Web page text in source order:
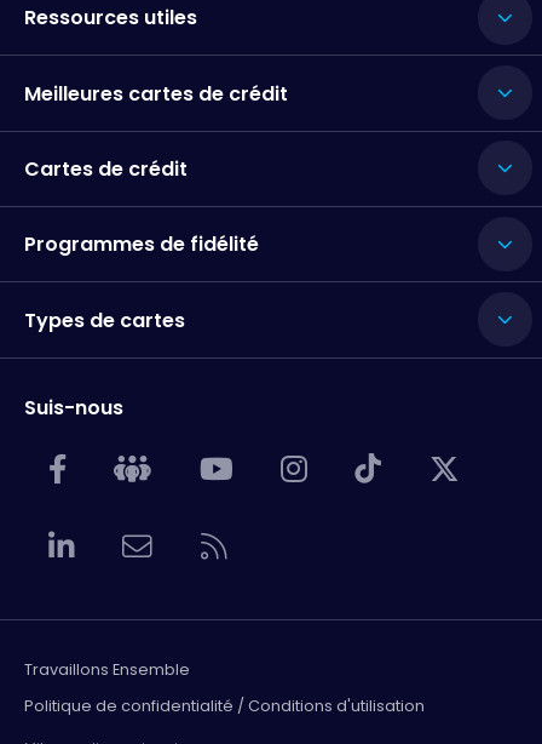
Ressources utiles
Meilleures cartes de crédit
Cartes de crédit
Programmes de fidélité
Types de cartes
Suis-nous
Travaillons Ensemble
Politique de confidentialité / Conditions d'utilisation